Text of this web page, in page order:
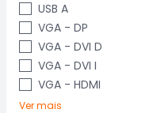
USB A
VGA - DP
VGA - DVI D
VGA - DVI I
VGA - HDMI
Ver mais